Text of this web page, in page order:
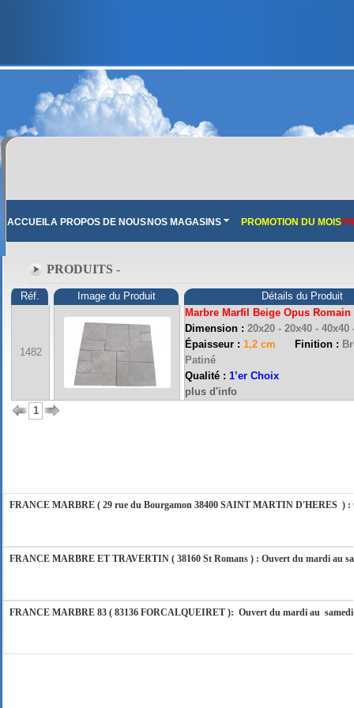
ACCUEILA PROPOS DE NOUS NOS MAGASINS PROMOTION DU MOIS
PRODUITS -
Réf. Image du Produit Détails du Produit
1482
Marbre Marfil Beige Opus Romain
Dimension : 20x20 - 20x40 - 40x40
Épaisseur : 1,2 cm Finition :
Patiné
Qualité : 1’er Choix
plus d'info
1
FRANCE MARBRE 13 ( 13680 LANCON PROVENCE ): Ouvert du mardi au
FRANCE MARBRE 84 ( 84600 VALREAS ): Ouvert du mardi au samedi inclus de
FRANCE MARBRE ( 29 rue du Bourgamon 38400 SAINT MARTIN D'HERES ) :
FRANCE MARBRE ET TRAVERTIN ( 38160 St Romans ) : Ouvert du mardi au
FRANCE MARBRE 83 ( 83136 FORCALQUEIRET ): Ouvert du mardi au samedi